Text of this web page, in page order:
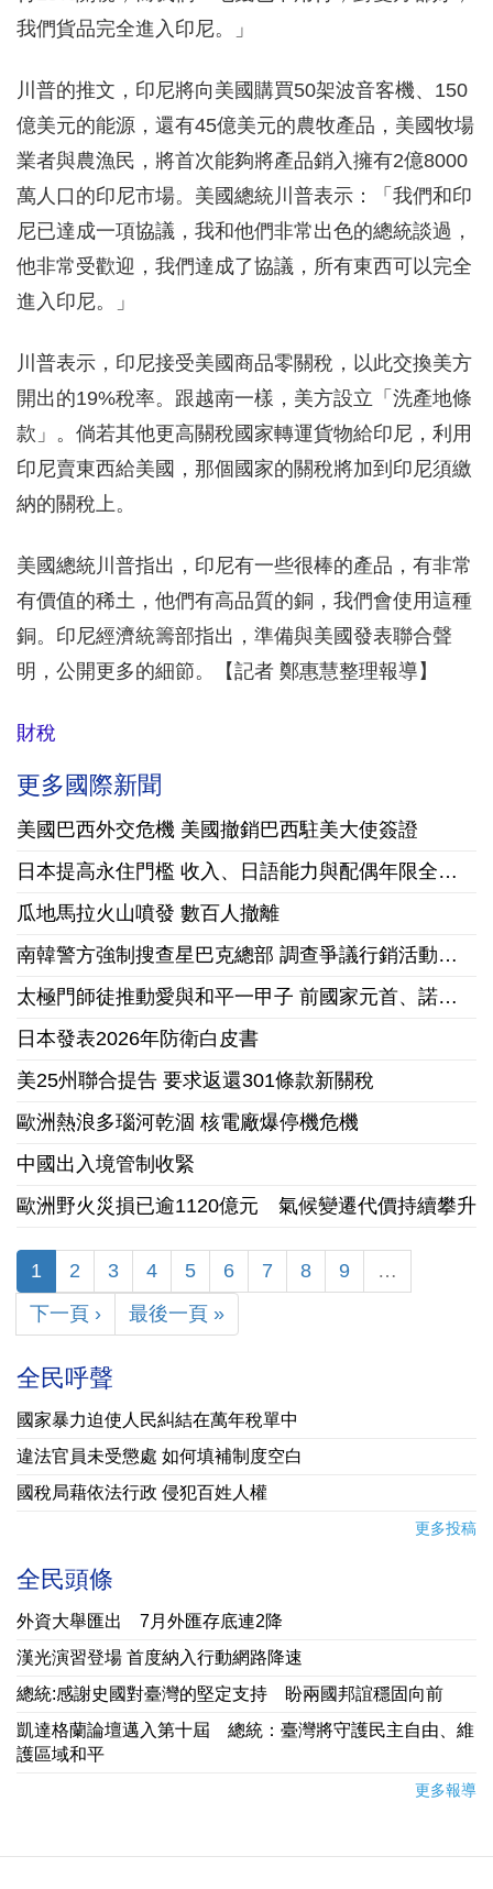
我們貨品完全進入印尼。」
川普的推文，印尼將向美國購買50架波音客機、150
億美元的能源，還有45億美元的農牧產品，美國牧場
業者與農漁民，將首次能夠將產品銷入擁有2億8000
萬人口的印尼市場。美國總統川普表示：「我們和印
尼已達成一項協議，我和他們非常出色的總統談過，
他非常受歡迎，我們達成了協議，所有東西可以完全
進入印尼。」
川普表示，印尼接受美國商品零關稅，以此交換美方
開出的19%稅率。跟越南一樣，美方設立「洗產地條
款」。倘若其他更高關稅國家轉運貨物給印尼，利用
印尼賣東西給美國，那個國家的關稅將加到印尼須繳
納的關稅上。
美國總統川普指出，印尼有一些很棒的產品，有非常
有價值的稀土，他們有高品質的銅，我們會使用這種
銅。印尼經濟統籌部指出，準備與美國發表聯合聲
明，公開更多的細節。【記者 鄭惠慧整理報導】
財稅
更多國際新聞
美國巴西外交危機 美國撤銷巴西駐美大使簽證
日本提高永住門檻 收入、日語能力與配偶年限全面收緊
瓜地馬拉火山噴發 數百人撤離
南韓警方強制搜查星巴克總部 調查爭議行銷活動「坦克日」
太極門師徒推動愛與和平一甲子 前國家元首、諾貝爾和平獎獲獎組織領袖來台祝賀
日本發表2026年防衛白皮書
美25州聯合提告 要求返還301條款新關稅
歐洲熱浪多瑙河乾涸 核電廠爆停機危機
中國出入境管制收緊
歐洲野火災損已逾1120億元 氣候變遷代價持續攀升
1 2 3 4 5 6 7 8 9
…
下一頁 ›
最後一頁 »
全民呼聲
國家暴力迫使人民糾結在萬年稅單中
違法官員未受懲處 如何填補制度空白
國稅局藉依法行政 侵犯百姓人權
更多投稿
全民頭條
外資大舉匯出 7月外匯存底連2降
漢光演習登場 首度納入行動網路降速
總統:感謝史國對臺灣的堅定支持 盼兩國邦誼穩固向前
凱達格蘭論壇邁入第十屆 總統：臺灣將守護民主自由、維
護區域和平
更多報導